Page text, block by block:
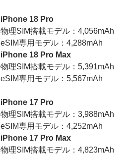
iPhone 18 Pro
物理SIM搭載モデル：4,056mAh
eSIM専用モデル：4,288mAh
iPhone 18 Pro Max
物理SIM搭載モデル：5,391mAh
eSIM専用モデル：5,567mAh
iPhone 17 Pro
物理SIM搭載モデル：3,988mAh
eSIM専用モデル：4,252mAh
iPhone 17 Pro Max
物理SIM搭載モデル：4,823mAh